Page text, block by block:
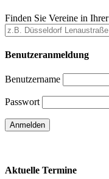
Finden Sie Vereine in
Benutzeranmeldung
Benutzername
Passwort
Aktuelle Termine